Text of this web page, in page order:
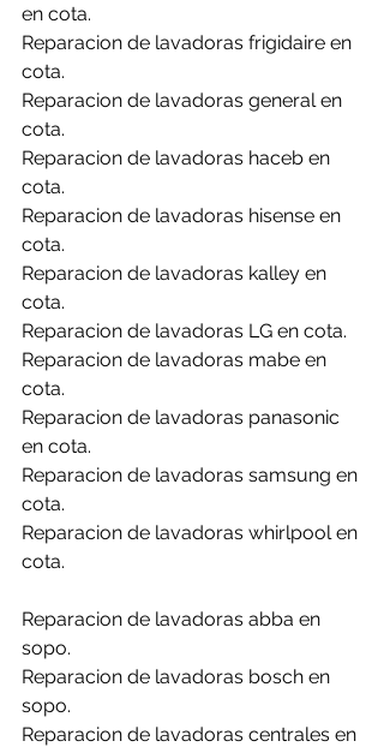
en cota.
Reparacion de lavadoras frigidaire en
cota.
Reparacion de lavadoras general en
cota.
Reparacion de lavadoras haceb en
cota.
Reparacion de lavadoras hisense en
cota.
Reparacion de lavadoras kalley en
cota.
Reparacion de lavadoras LG en cota.
Reparacion de lavadoras mabe en
cota.
Reparacion de lavadoras panasonic
en cota.
Reparacion de lavadoras samsung en
cota.
Reparacion de lavadoras whirlpool en
cota.
Reparacion de lavadoras abba en
sopo.
Reparacion de lavadoras bosch en
sopo.
Reparacion de lavadoras centrales en